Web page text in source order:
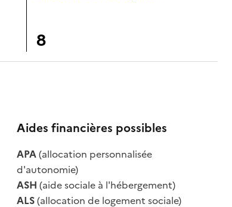
8
Aides financières possibles
APA(allocation personnalisée
d'autonomie)
ASH (aide sociale à l'hébergement)
ALS(allocation de logement sociale)